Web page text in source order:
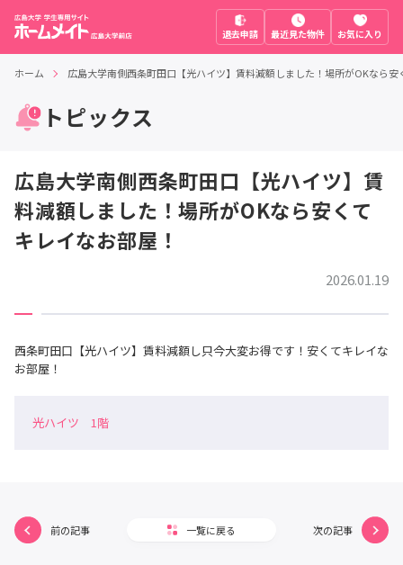
退去申請 最近見た物件 お気に入り
ホーム 広島大学南側西条町田口【光ハイツ】賃料減額しました！場所がOKなら
トピックス
広島大学南側西条町田口【光ハイツ】賃
料減額しました！場所がOKなら安くて
キレイなお部屋！
2026.01.19
西条町田口【光ハイツ】賃料減額し只今大変お得です！安くてキレイな
お部屋！
光ハイツ 1階
前の記事 一覧に戻る 次の記事